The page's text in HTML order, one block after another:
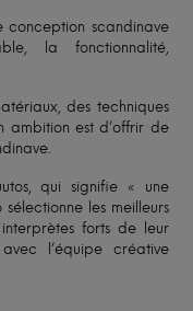
conception scandinave
la fonctionnalité,
des techniques
ambition est d’offrir de
qui signifie « une
les meilleurs
forts de leur
l’équipe créative